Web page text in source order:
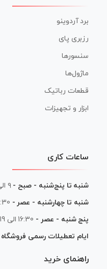
برد آردوینو
رزبری پای
سنسورها
ماژول‌ها
قطعات رباتیک
ابزار و تجهیزات
ساعات کاری
شنبه تا پنج‌شنبه - صبح - ۹ الی ۱۳
شنبه تا چهارشنبه - عصر - 16:30
پنج شنبه - عصر - 16:30 الی 19
ایام تعطیلات رسمی
راهنمای خرید